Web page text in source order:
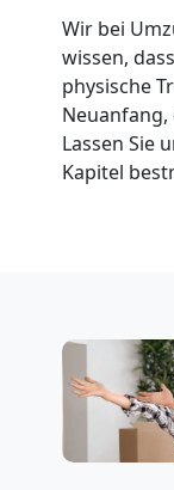
Wir bei
wissen,
physische
Neuanfang,
Lassen Sie
Kapitel